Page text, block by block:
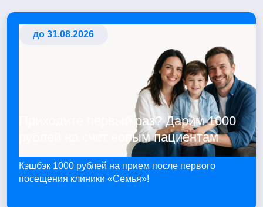
до 31.08.2026
Приходите первый раз? Дарим 1000
рублей на счет новым пациентам
Кэшбэк 1000 рублей на прием после первого
посещения клиники «Семья»!